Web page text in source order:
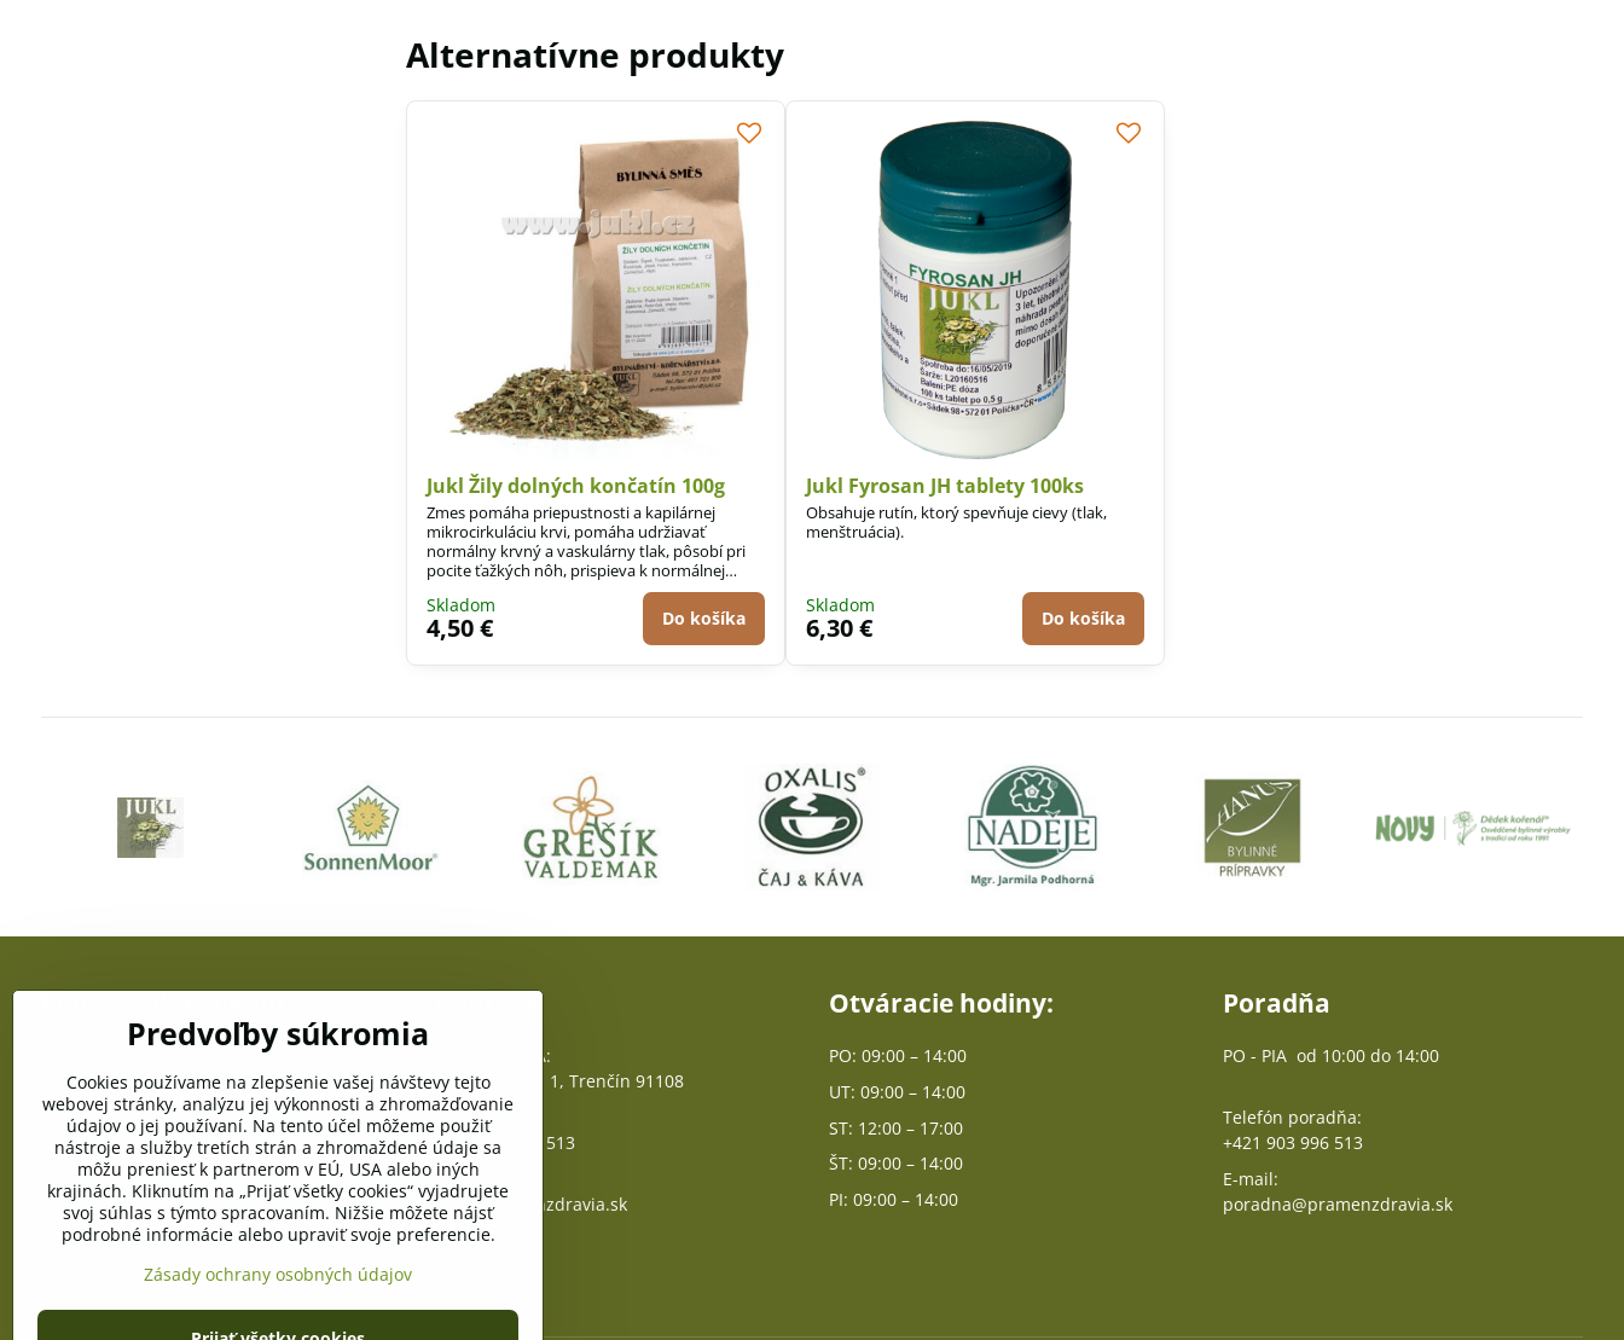
Alternatívne produkty
Jukl Žily dolných končatín 100g
Zmes pomáha priepustnosti a kapilárnej
mikrocirkuláciu krvi, pomáha udržiavať
normálny krvný a vaskulárny tlak, pôsobí pri
pocite ťažkých nôh, prispieva k normálnej
funkcii srdca, pevnosti a pružnosti ciev.
Skladom
4,50 € Do košíka
Jukl Fyrosan JH tablety 100ks
Obsahuje rutín, ktorý spevňuje cievy (tlak,
menštruácia).
Skladom
6,30 € Do košíka
Obchodné podmienky
Reklamačné podmienky
Ochrana osobných údajov
Pravidlá cookies
Vyžiadanie osobných údajov
OZC JUŽANKA:
gen. Svobodu 1, Trenčín 91108
Telefón:
+421 903 996 513
E-mail:
info@pramenzdravia.sk
Otváracie hodiny:
PO: 09:00 – 14:00
UT: 09:00 – 14:00
ST: 12:00 – 17:00
ŠT: 09:00 – 14:00
PI: 09:00 – 14:00
Poradňa
PO - PIA od 10:00 do 14:00
Telefón poradňa:
+421 903 996 513
E-mail:
poradna@pramenzdravia.sk
Predvoľby súkromia
Cookies používame na zlepšenie vašej návštevy tejto
webovej stránky, analýzu jej výkonnosti a zhromažďovanie
údajov o jej používaní. Na tento účel môžeme použiť
nástroje a služby tretích strán a zhromaždené údaje sa
môžu preniesť k partnerom v EÚ, USA alebo iných
krajinách. Kliknutím na „Prijať všetky cookies“ vyjadrujete
svoj súhlas s týmto spracovaním. Nižšie môžete nájsť
podrobné informácie alebo upraviť svoje preferencie.
Zásady ochrany osobných údajov